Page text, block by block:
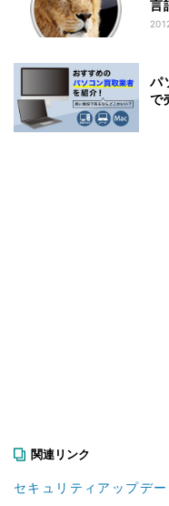
言
パ
で
関連リンク
セキュリティアップ